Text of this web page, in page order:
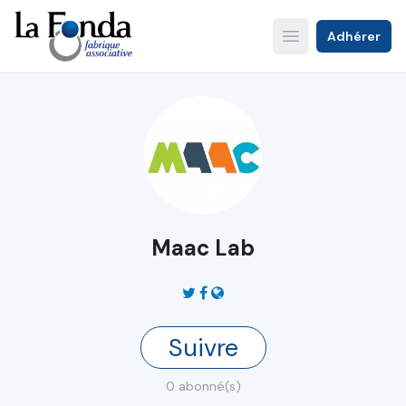
Aller
au
contenu
principal
Open main menu
Adhérer
Maac Lab
Suivre
0 abonné(s)